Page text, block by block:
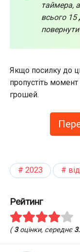
таймера,
всього 15
Якщо посилку до
пропустіть
грошей.
2023
Рейтинг
(3оцінки, середнє